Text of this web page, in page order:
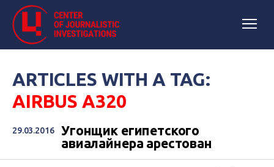
ARTICLES WITH A TAG:
AIRBUS A320
29.03.2016
Угонщик египетского
авиалайнера арестован